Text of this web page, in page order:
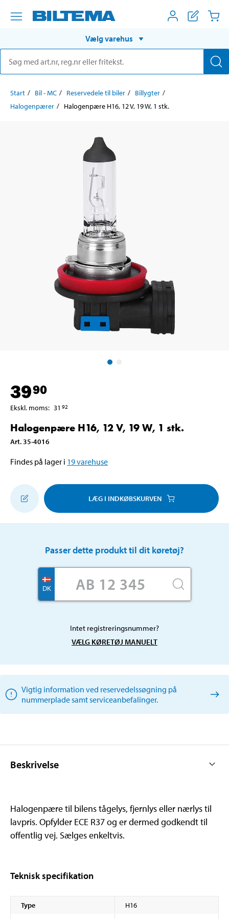
Vælg varehus
Start Bil - MC Reservedele til biler
Billygter
Halogenpærer
Halogenpære H16, 12 V, 19 W, 1 stk.
3990
Ekskl. moms: 31 92
Halogenpære H16, 12 V, 19 W, 1 stk.
Art. 35-4016
Findes på lager i 19varehuse
LÆG I INDKØBSKURVEN
Passer dette produkt til dit køretøj?
DK
Intet registreringsnummer?
VÆLG KØRETØJ MANUELT
Vigtig information ved reservedelssøgning på
nummerplade samt serviceanbefalinger.
Beskrivelse
Halogenpære til bilens tågelys, fjernlys eller nærlys til
lavpris. Opfylder ECE R37 og er dermed godkendt til
offentlig vej. Sælges enkeltvis.
Teknisk specifikation
Type
H16